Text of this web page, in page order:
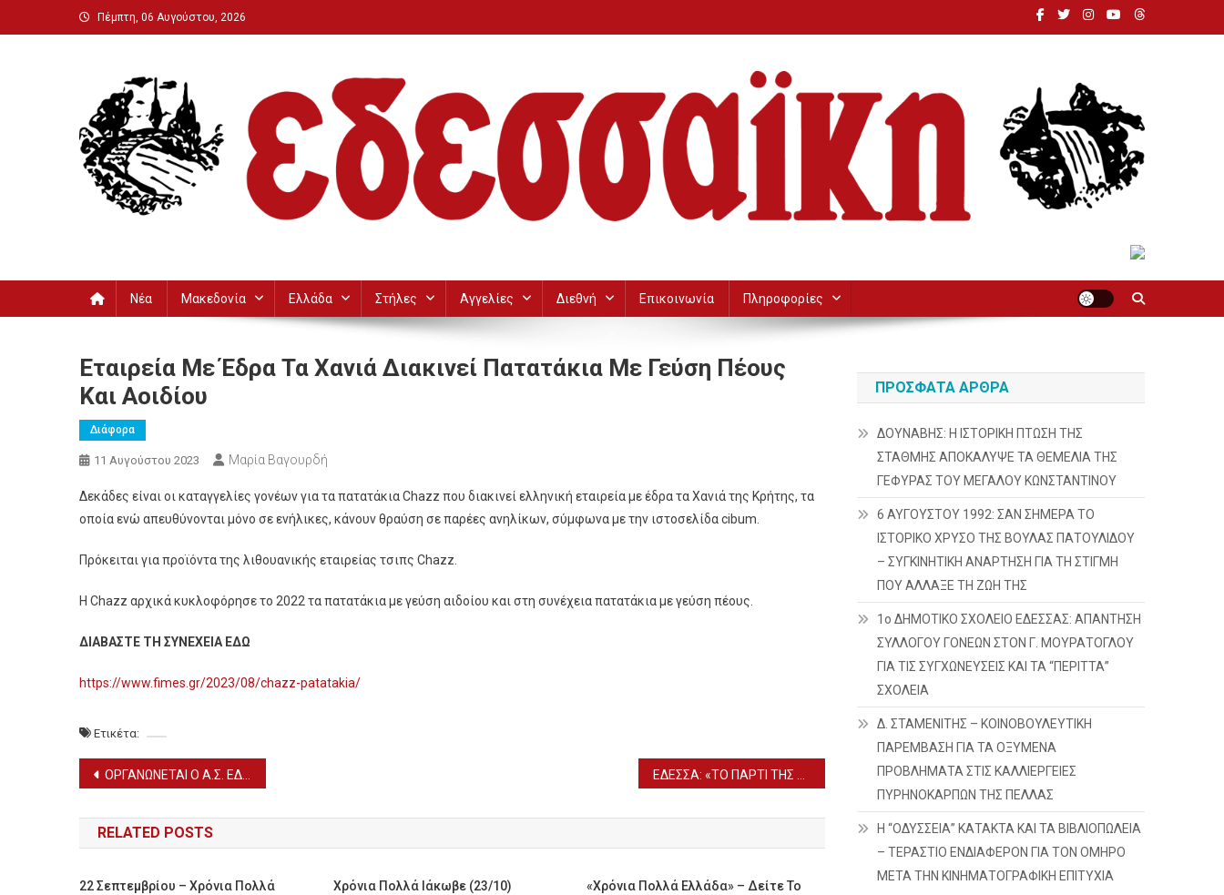
Μεταπηδήστε
στο
Πέμπτη, 06 Αυγούστου, 2026
Νέα Μακεδονία Ελλάδα Στήλες Αγγελίες Διεθνή Επικοινωνία Πληροφορίες
Εταιρεία Με Έδρα Τα Χανιά Διακινεί Πατατάκια Με Γεύση Πέους
Και Αοιδίου
Διάφορα
11 Αυγούστου 2023 Μαρία Βαγουρδή
Δεκάδες είναι οι καταγγελίες γονέων για τα πατατάκια Chazz που διακινεί ελληνική εταιρεία με έδρα τα Χανιά της Κρήτης, τα
οποία ενώ απευθύνονται μόνο σε ενήλικες, κάνουν θραύση σε παρέες ανηλίκων, σύμφωνα με την ιστοσελίδα cibum.
Πρόκειται για προϊόντα της λιθουανικής εταιρείας τσιπς Chazz.
H Chazz αρχικά κυκλοφόρησε το 2022 τα πατατάκια με γεύση αιδοίου και στη συνέχεια πατατάκια με γεύση πέους.
ΔΙΑΒΑΣΤΕ ΤΗ ΣΥΝΕΧΕΙΑ ΕΔΩ
https://www.fimes.gr/2023/08/chazz-patatakia/
Ετικέτα:
Πλοήγηση
άρθρων
ΟΡΓΑΝΩΝΕΤΑΙ Ο Α.Σ. ΕΔΕΣΣΑΪΚΟΣ ΓΙΑ ΤΗ ΝΕΑ ΣΕΖΟΝ ΕΔΕΣΣΑ: «ΤΟ ΠΑΡΤΙ ΤΗΣ ΠΕΠΠΑ» ΣΤΟ ΑΝΟΙΧΤΟ ΘΕΑΤΡΟ ΓΑΒΑΛΙΩΤΙΣΣΑΣ (23/8)
RELATED POSTS
22 Σεπτεμβρίου – Xρόνια Πολλά
Χρόνια Πολλά Ιάκωβε (23/10)
«Χρόνια Πολλά Ελλάδα» – Δείτε Το
ΠΡΌΣΦΑΤΑ ΆΡΘΡΑ
ΔΟΥΝΑΒΗΣ: Η ΙΣΤΟΡΙΚΗ ΠΤΩΣΗ ΤΗΣ
ΣΤΑΘΜΗΣ ΑΠΟΚΑΛΥΨΕ ΤΑ ΘΕΜΕΛΙΑ ΤΗΣ
ΓΕΦΥΡΑΣ ΤΟΥ ΜΕΓΑΛΟΥ ΚΩΝΣΤΑΝΤΙΝΟΥ
6 ΑΥΓΟΥΣΤΟΥ 1992: ΣΑΝ ΣΗΜΕΡΑ ΤΟ
ΙΣΤΟΡΙΚΟ ΧΡΥΣΟ ΤΗΣ ΒΟΥΛΑΣ ΠΑΤΟΥΛΙΔΟΥ
– ΣΥΓΚΙΝΗΤΙΚΗ ΑΝΑΡΤΗΣΗ ΓΙΑ ΤΗ ΣΤΙΓΜΗ
ΠΟΥ ΑΛΛΑΞΕ ΤΗ ΖΩΗ ΤΗΣ
1ο ΔΗΜΟΤΙΚΟ ΣΧΟΛΕΙΟ ΕΔΕΣΣΑΣ: ΑΠΑΝΤΗΣΗ
ΣΥΛΛΟΓΟΥ ΓΟΝΕΩΝ ΣΤΟΝ Γ. ΜΟΥΡΑΤΟΓΛΟΥ
ΓΙΑ ΤΙΣ ΣΥΓΧΩΝΕΥΣΕΙΣ ΚΑΙ ΤΑ “ΠΕΡΙΤΤΑ”
ΣΧΟΛΕΙΑ
Δ. ΣΤΑΜΕΝΙΤΗΣ – ΚΟΙΝΟΒΟΥΛΕΥΤΙΚΗ
ΠΑΡΕΜΒΑΣΗ ΓΙΑ ΤΑ ΟΞΥΜΕΝΑ
ΠΡΟΒΛΗΜΑΤΑ ΣΤΙΣ ΚΑΛΛΙΕΡΓΕΙΕΣ
ΠΥΡΗΝΟΚΑΡΠΩΝ ΤΗΣ ΠΕΛΛΑΣ
Η “ΟΔΥΣΣΕΙΑ” ΚΑΤΑΚΤΑ ΚΑΙ ΤΑ ΒΙΒΛΙΟΠΩΛΕΙΑ
– ΤΕΡΑΣΤΙΟ ΕΝΔΙΑΦΕΡΟΝ ΓΙΑ ΤΟΝ ΟΜΗΡΟ
ΜΕΤΑ ΤΗΝ ΚΙΝΗΜΑΤΟΓΡΑΦΙΚΗ ΕΠΙΤΥΧΙΑ